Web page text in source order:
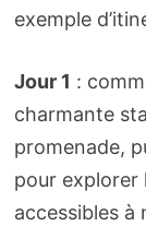
exemple
Jour 1 :
charmante
promenade,
pour explorer
accessibles à